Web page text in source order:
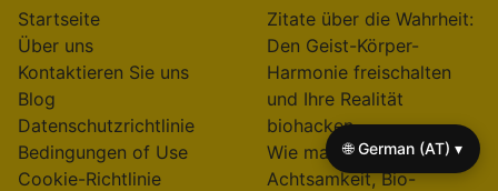
Startseite
Über uns
Kontaktieren Sie uns
Blog
Datenschutzrichtlinie
Bedingungen of Use
Cookie-Richtlinie
Zitate über die Wahrheit:
Den Geist-Körper-
Harmonie freischalten
und Ihre Realität
biohacken
Wie man sich durch
Achtsamkeit, Bio-
🌐 German (AT) ▾